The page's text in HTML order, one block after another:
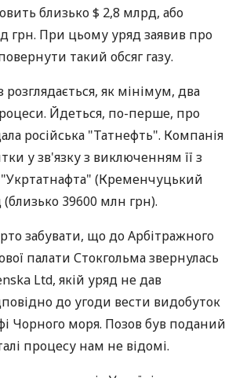
близько $ 2,8 млрд, або
грн. При цьому уряд заявив про
такий обсяг газу.
розглядається, як мінімум, два
Йдеться, по-перше, про
російська "Татнефть". Компанія
у зв'язку з виключенням її з
"Укртатнафта" (Кременчуцький
39600 млн грн).
забувати, що до Арбітражного
палати Стокгольма звернулась
Ltd, якій уряд не дав
до угоди вести видобуток
Чорного моря. Позов був поданий
процесу нам не відомі.